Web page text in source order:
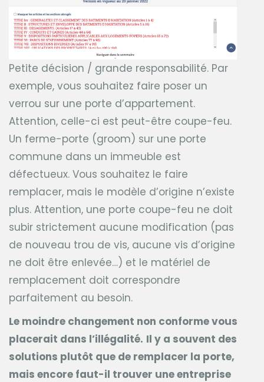
Petite décision / grande responsabilité. Par
exemple, vous souhaitez faire poser un
verrou sur une porte d’appartement.
Attention, celle-ci est peut-être coupe-feu.
Un ferme-porte (groom) sur une porte
commune dans un immeuble est
défectueux. Vous souhaitez le faire
remplacer, mais le modèle d’origine n’existe
plus. Attention, une porte coupe-feu ne doit
subir strictement aucune modification (pas
de nouveau trou de vis, aucune vis d’origine
ne doit être enlevée…) et le matériel de
remplacement doit correspondre
parfaitement au besoin.
Le moindre changement non conforme vous
placerait dans l’illégalité. Il y a souvent des
solutions plutôt que de remplacer la porte,
mais encore faut-il trouver une entreprise